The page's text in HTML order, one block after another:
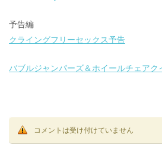
予告編
クライングフリーセックス予告
バブルジャンパーズ＆ホイールチェアク
コメントは受け付けていません